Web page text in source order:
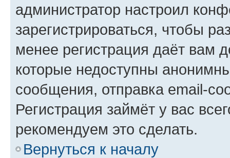
администратор настроил
зарегистрироваться, чтобы
менее регистрация даёт вам
которые недоступны
сообщения, отправка email-
Регистрация займёт у вас
рекомендуем это сделать.
Вернуться к началу